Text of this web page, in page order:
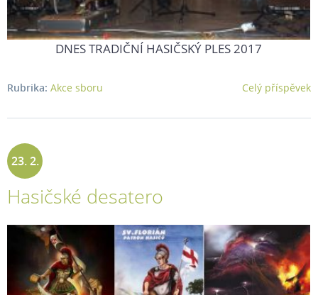
DNES TRADIČNÍ HASIČSKÝ PLES 2017
Celý příspěvek
Rubrika: Akce sboru
23. 2.
2017
Hasičské desatero